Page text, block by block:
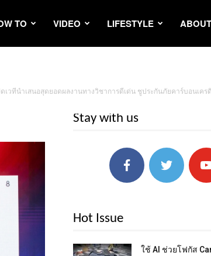
TO VIDEO LIFESTYLE
วทีนำเสนอสุดยอดผลงานทางวิชาการดีเด่น ชูประกันภัยคาร์บอนเค
Stay with us
Hot Issue
ใช้ AI ช่วยโฟกัส